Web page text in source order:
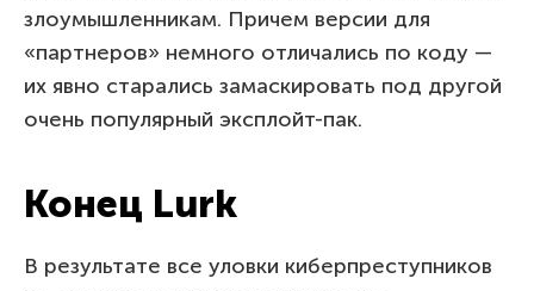
злоумышленникам. Причем версии для
«партнеров» немного отличались по коду —
их явно старались замаскировать под другой
очень популярный эксплойт-пак.
Конец Lurk
В результате все уловки киберпреступников